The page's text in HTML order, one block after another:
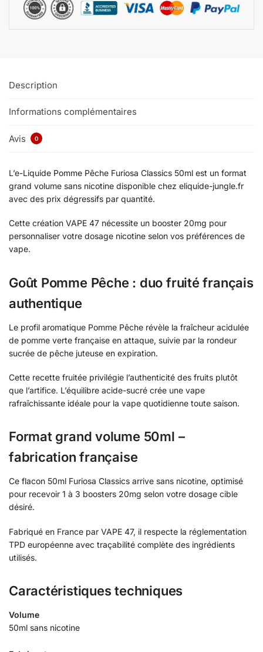
Description
Informations complémentaires
Avis 0
L’e-Liquide Pomme Pêche Furiosa Classics 50ml est un format
grand volume sans nicotine disponible chez eliquide-jungle.fr
avec des prix dégressifs par quantité.
Cette création VAPE 47 nécessite un booster 20mg pour
personnaliser votre dosage nicotine selon vos préférences de
vape.
Goût Pomme Pêche : duo fruité français
authentique
Le profil aromatique Pomme Pêche révèle la fraîcheur acidulée
de pomme verte française en attaque, suivie par la rondeur
sucrée de pêche juteuse en expiration.
Cette recette fruitée privilégie l’authenticité des fruits plutôt
que l’artifice. L’équilibre acide-sucré crée une vape
rafraîchissante idéale pour la vape quotidienne toute saison.
Format grand volume 50ml –
fabrication française
Ce flacon 50ml Furiosa Classics arrive sans nicotine, optimisé
pour recevoir 1 à 3 boosters 20mg selon votre dosage cible
désiré.
Fabriqué en France par VAPE 47, il respecte la réglementation
TPD européenne avec traçabilité complète des ingrédients
utilisés.
Caractéristiques techniques
Volume
50ml sans nicotine